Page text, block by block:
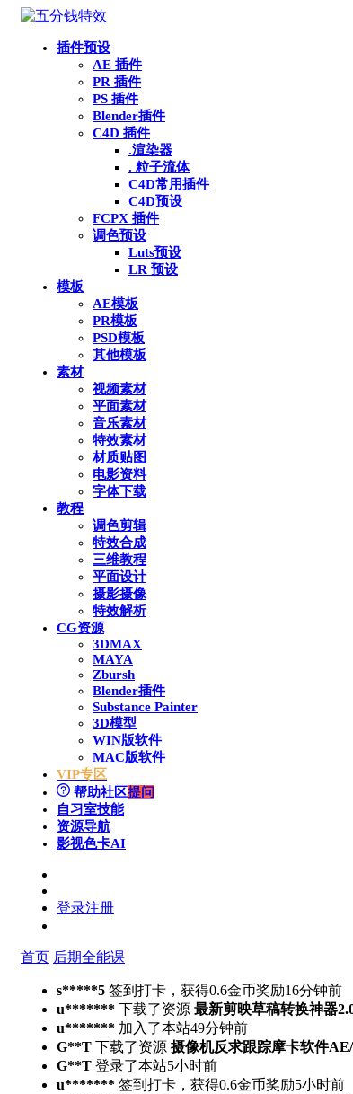
插件预设
AE 插件
PR 插件
PS 插件
Blender插件
C4D 插件
.渲染器
. 粒子流体
C4D常用插件
C4D预设
FCPX 插件
调色预设
Luts预设
LR 预设
模板
AE模板
PR模板
PSD模板
其他模板
素材
视频素材
平面素材
音乐素材
特效素材
材质贴图
电影资料
字体下载
教程
调色剪辑
特效合成
三维教程
平面设计
摄影摄像
特效解析
CG资源
3DMAX
MAYA
Zbursh
Blender插件
Substance Painter
3D模型
WIN版软件
MAC版软件
VIP专区
帮助社区提问
自习室技能
资源导航
影视色卡AI
登录注册
首页 后期全能课
s*****5 签到打卡，获得0.6金币奖励16分钟前
u******* 下载了资源 最新剪映草稿转换神器
u******* 加入了本站49分钟前
G**T 下载了资源 摄像机反求跟踪摩卡软件
G**T 登录了本站5小时前
u******* 签到打卡，获得0.6金币奖励5小时前